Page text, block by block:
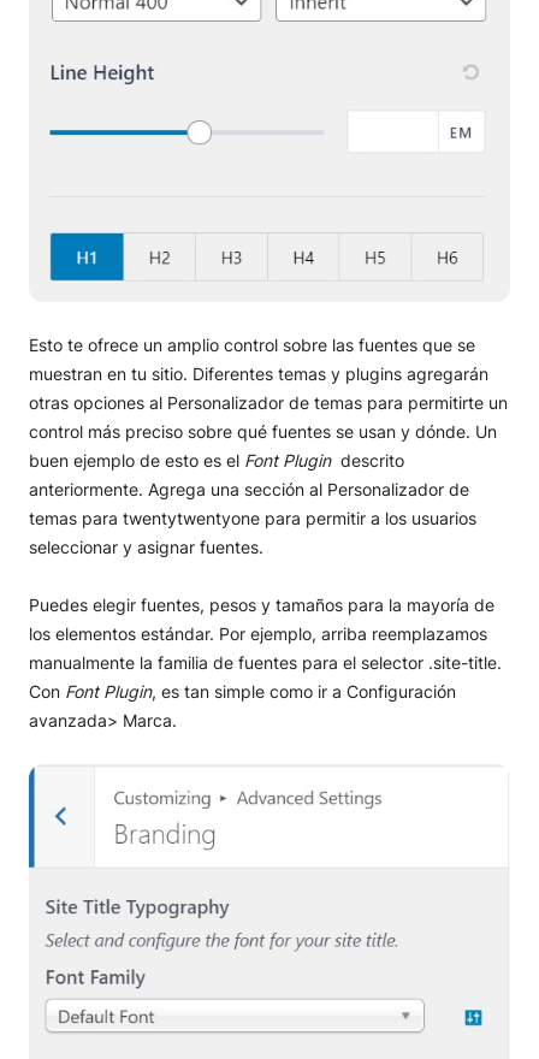
Esto te ofrece un amplio control sobre las fuentes que se
muestran en tu sitio. Diferentes temas y plugins agregarán
otras opciones al Personalizador de temas para permitirte un
control más preciso sobre qué fuentes se usan y dónde. Un
buen ejemplo de esto es el Font Plugindescrito
anteriormente. Agrega una sección al Personalizador de
temas para twentytwentyone para permitir a los usuarios
seleccionar y asignar fuentes.
Puedes elegir fuentes, pesos y tamaños para la mayoría de
los elementos estándar. Por ejemplo, arriba reemplazamos
manualmente la familia de fuentes para el selector .site-title.
Con Font Plugin, es tan simple como ir a Configuración
avanzada> Marca.